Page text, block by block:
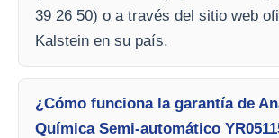
39 26 50) o a través del sitio web
Kalstein en su país.
¿Cómo funciona la garantía de
Química Semi-automático